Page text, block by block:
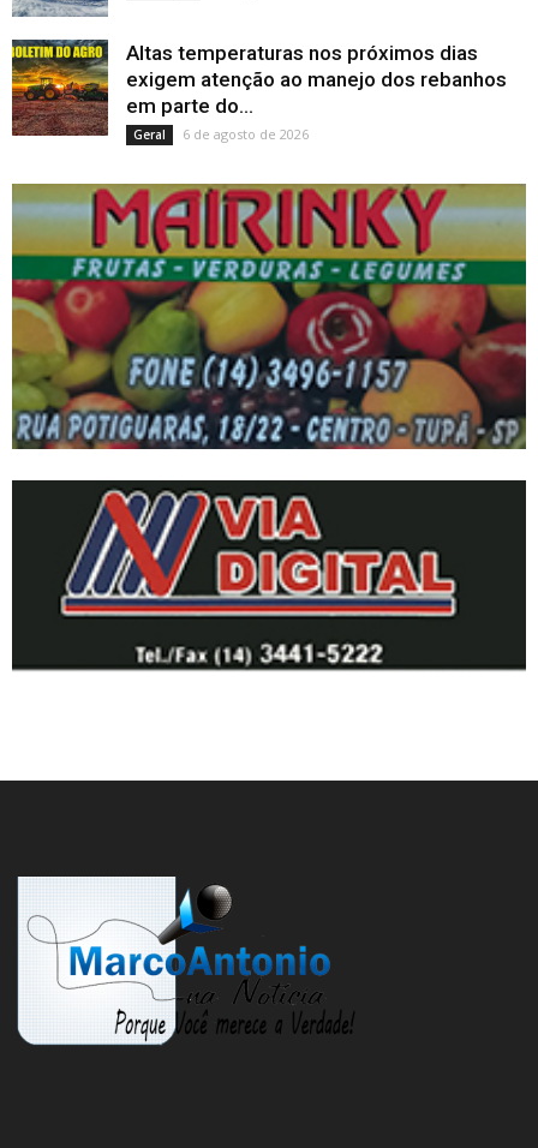
Altas temperaturas nos próximos dias
exigem atenção ao manejo dos rebanhos
em parte do...
Geral 6 de agosto de 2026